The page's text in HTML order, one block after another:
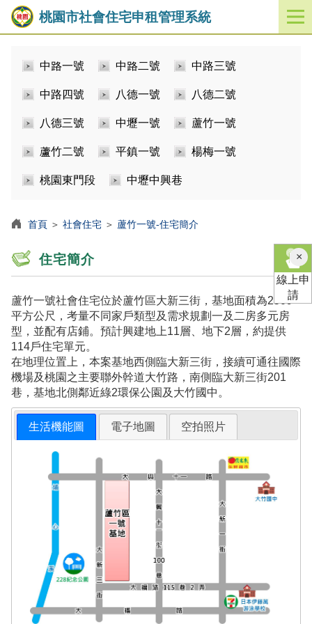
桃園市社會住宅申租管理系統
開
啟
中路一號 中路二號 中路三號
中路四號 八德一號 八德二號
八德三號 中壢一號 蘆竹一號
蘆竹二號 平鎮一號 楊梅一號
桃園東門段 中壢中興巷
首頁 ＞ 社會住宅 ＞ 蘆竹一號-住宅簡介
住宅簡介
蘆竹一號社會住宅位於蘆竹區大新三街，基地面積為2509
平方公尺，考量不同家戶類型及需求規劃一及二房多元房
型，並配有店鋪。預計興建地上11層、地下2層，約提供
114戶住宅單元。
在地理位置上，本案基地西側臨大新三街，接續可通往國際
機場及桃園之主要聯外幹道大竹路，南側臨大新三街201
巷，基地北側鄰近綠2環保公園及大竹國中。
生活機能圖 電子地圖 空拍照片
×關
閉
線上申
請